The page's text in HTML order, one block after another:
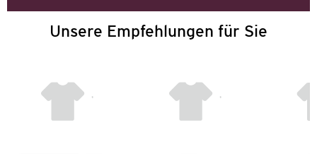
Unsere Empfehlungen für Sie